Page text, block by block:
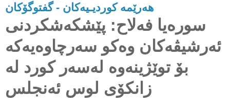
هه‌رێمه‌ کوردیـیه‌کان - گفتوگۆکان
سوره‌یا فه‌لاح: پێشکه‌شکردنی
ئه‌رشیڤه‌کان وه‌کو سه‌رچاوه‌یه‌که‌
بۆ توێژینه‌وه‌ له‌سه‌ر کورد له‌
زانکۆی لوس ئه‌نجلس